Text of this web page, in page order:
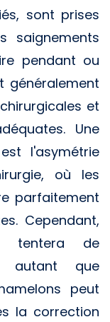
sont prises
saignements
pendant ou
généralement
et
Une
l'asymétrie
où les
parfaitement
Cependant,
tentera de
autant que
peut
la correction